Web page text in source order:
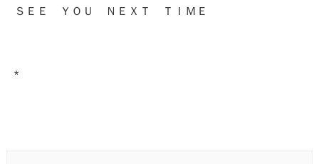
ＳＥＥ ＹＯＵ ＮＥＸＴ ＴＩＭＥ
*